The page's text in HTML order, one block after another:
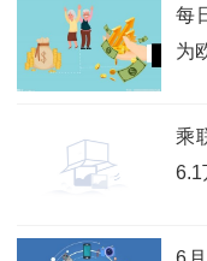
每
为
乘
6.1